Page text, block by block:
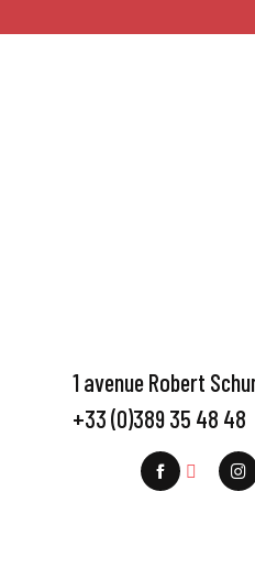
1 avenue Robert
+33 (0)389 35 48 48